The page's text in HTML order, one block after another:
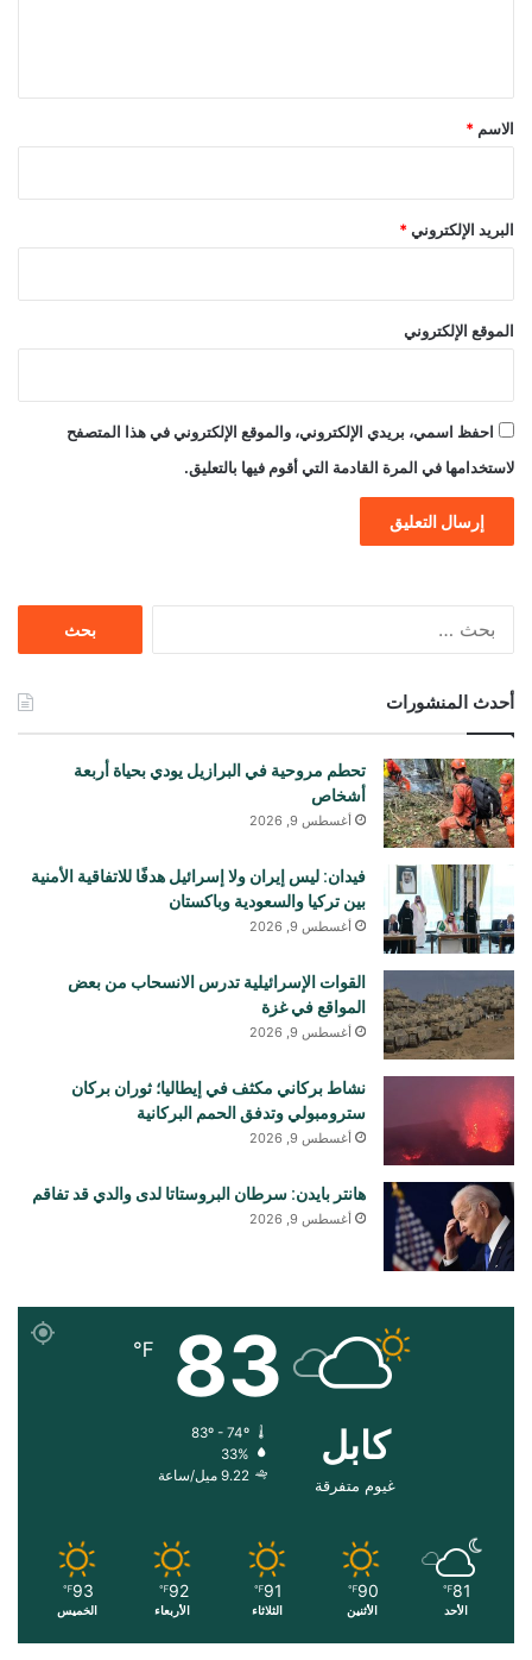
*
الاسم *
البريد الإلكتروني *
الموقع الإلكتروني
احفظ اسمي، بريدي الإلكتروني، والموقع الإلكتروني في هذا المتصفح
لاستخدامها في المرة القادمة التي أقوم فيها بالتعليق.
أحدث المنشورات
تحطم مروحية في البرازيل يودي بحياة أربعة
أشخاص
أغسطس 9, 2026
فيدان: ليس إيران ولا إسرائيل هدفًا للاتفاقية الأمنية
بين تركيا والسعودية وباكستان
أغسطس 9, 2026
القوات الإسرائيلية تدرس الانسحاب من بعض
المواقع في غزة
أغسطس 9, 2026
نشاط بركاني مكثف في إيطاليا؛ ثوران بركان
سترومبولي وتدفق الحمم البركانية
أغسطس 9, 2026
هانتر بايدن: سرطان البروستاتا لدى والدي قد تفاقم
أغسطس 9, 2026
کابل
غيوم متفرقة
83
℉
83º - 74º
33%
9.22 ميل/ساعة
81
℉
الأحد
90
℉
الأثنين
91
℉
الثلاثاء
92
℉
الأربعاء
93
℉
الخميس